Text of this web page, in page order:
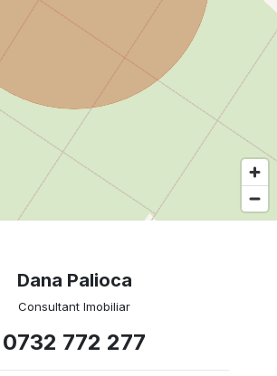
Dana Palioca
Consultant Imobiliar
0732 772 277